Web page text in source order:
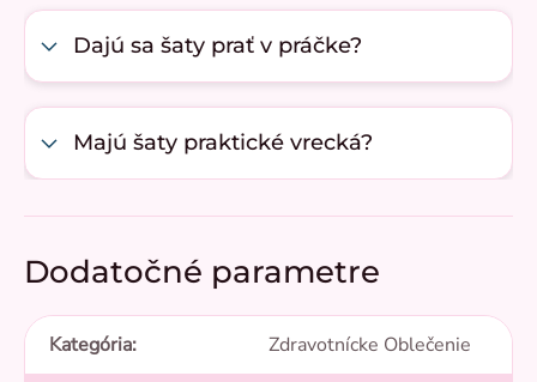
Dajú sa šaty prať v práčke?
Majú šaty praktické vrecká?
Dodatočné parametre
Kategória: Zdravotnícke Oblečenie